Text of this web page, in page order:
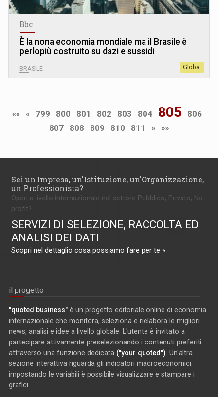
Bbc
È la nona economia mondiale ma il Brasile è
perlopiù costruito su dazi e sussidi
BRASILE Global
«« « 799 800 801 802 803 804 805
806
807
808 809 810 811 » »»
Sei un'Impresa, un'Istituzione, un'Organizzazione,
un Professionista?
Operi a livello internazionale nel settore Pubblico, Privato, No-
profit?
SERVIZI DI SELEZIONE, RACCOLTA ED
ANALISI DEI DATI
Scopri nel dettaglio cosa possiamo fare per te »
il progetto
"quoted business" è un progetto editoriale online di economia
internazionale che monitora, seleziona e rielabora le migliori
news, analisi e idee a livello globale. L'utente è invitato a
partecipare attivamente preselezionando i contenuti preferiti
attraverso una funzione dedicata ("your quoted"). Un'altra
sezione interattiva riguarda gli indicatori macroeconomici:
impostando le variabili è possibile visualizzare e stampare i
grafici.